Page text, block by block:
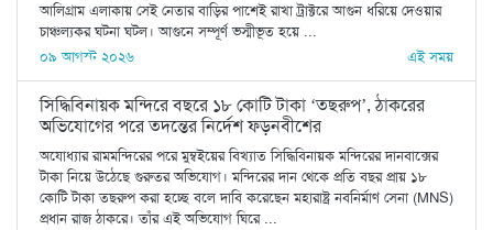
আলিগ্রাম এলাকায় সেই নেতার বাড়ির পাশেই রাখা ট্রাক্টরে আগুন ধরিয়ে দেওয়ার
চাঞ্চল্যকর ঘটনা ঘটল। আগুনে সম্পূর্ণ ভস্মীভূত হয়ে ...
০৯ আগস্ট ২০২৬
এই সময়
সিদ্ধিবিনায়ক মন্দিরে বছরে ১৮ কোটি টাকা ‘তছরুপ’, ঠাকরের
অভিযোগের পরে তদন্তের নির্দেশ ফড়নবীশের
অযোধ্যার রামমন্দিরের পরে মুম্বইয়ের বিখ্যাত সিদ্ধিবিনায়ক মন্দিরের দানবাক্সের
টাকা নিয়ে উঠেছে গুরুতর অভিযোগ। মন্দিরের দান থেকে প্রতি বছর প্রায় ১৮
কোটি টাকা তছরুপ করা হচ্ছে বলে দাবি করেছেন মহারাষ্ট্র নবনির্মাণ সেনা (MNS)
প্রধান রাজ ঠাকরে। তাঁর এই অভিযোগ ঘিরে ...